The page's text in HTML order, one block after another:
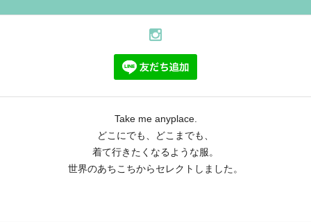
Take me anyplace.
どこにでも、どこまでも、
着て行きたくなるような服。
世界のあちこちからセレクトしました。